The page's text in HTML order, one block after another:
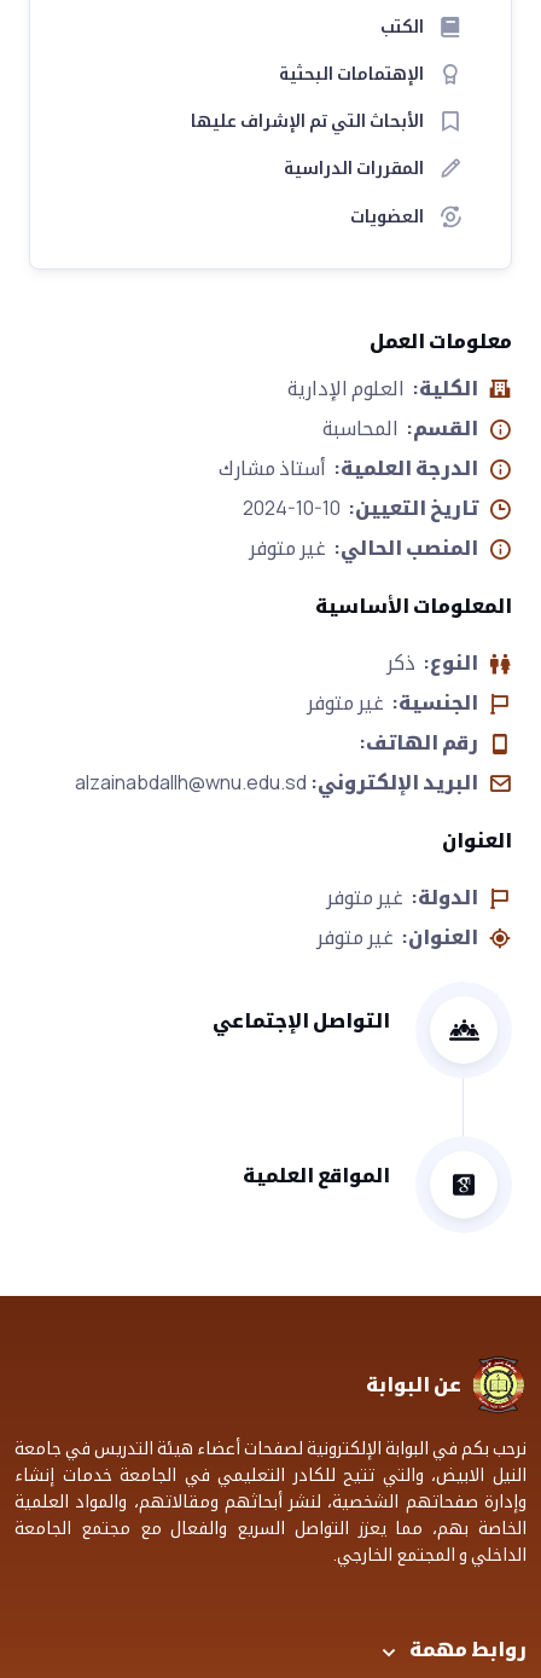
الكتب
الإهتمامات البحثية
الأبحاث التي تم الإشراف عليها
المقررات الدراسية
العضويات
معلومات العمل
الكلية: العلوم الإدارية
القسم: المحاسبة
الدرجة العلمية: أستاذ مشارك
تاريخ التعيين:
المنصب الحالي: غير متوفر
المعلومات الأساسية
النوع: ذكر
الجنسية: غير متوفر
رقم الهاتف:
البريد الإلكتروني: alzainabdallh@wnu.edu.sd
العنوان
الدولة: غير متوفر
العنوان: غير متوفر
التواصل الإجتماعي
المواقع العلمية
عن البوابة
نرحب بكم في البوابة الإلكترونية لصفحات أعضاء هيئة التدريس في جامعة
النيل الابيض، والتي تتيح للكادر التعليمي في الجامعة خدمات إنشاء
وإدارة صفحاتهم الشخصية، لنشر أبحاثهم ومقالاتهم، والمواد العلمية
الخاصة بهم، مما يعزز التواصل السريع والفعال مع مجتمع الجامعة
الداخلي و المجتمع الخارجي.
روابط مهمة